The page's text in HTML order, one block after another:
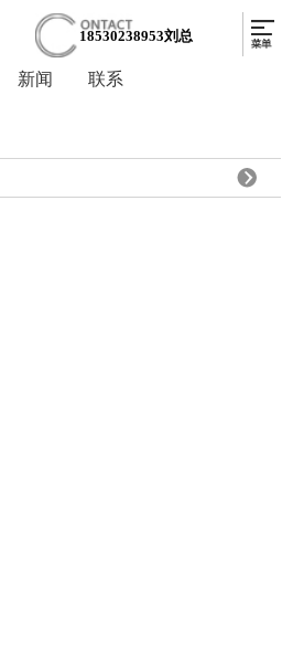
18530238953刘总
新闻 联系